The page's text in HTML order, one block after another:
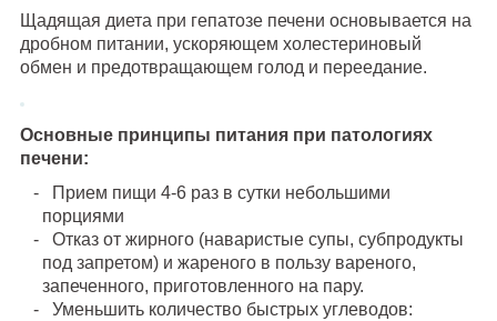
Щадящая диета при гепатозе печени основывается на
дробном питании, ускоряющем холестериновый
обмен и предотвращающем голод и переедание.
Основные принципы питания при патологиях
печени:
Прием пищи 4-6 раз в сутки небольшими
порциями
Отказ от жирного (наваристые супы, субпродукты
под запретом) и жареного в пользу вареного,
запеченного, приготовленного на пару.
Уменьшить количество быстрых углеводов: